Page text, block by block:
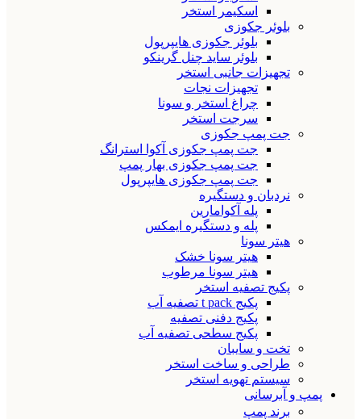
اسکیمر استخر
بلوئر جکوزی
بلوئر جکوزی هایپرپول
بلوئر ساید چنل گرینکو
تجهیزات جانبی استخر
تجهیزات نجات
چراغ استخر و سونا
سرجت استخر
جت پمپ جکوزی
جت پمپ جکوزی آکوا استرانگ
جت پمپ جکوزی بهار پمپ
جت پمپ جکوزی هایپرپول
نردبان و دستگیره
پله آکوامارین
پله و دستگیره ایمکس
هیتر سونا
هیتر سونا خشک
هیتر سونا مرطوب
پکیج تصفیه استخر
پکیج t pack تصفیه آب
پکیج دفنی تصفیه
پکیج سطحی تصفیه آب
تخت و سایبان
طراحی و ساخت استخر
سیستم تهویه استخر
پمپ و آبرسانی
برند پمپ